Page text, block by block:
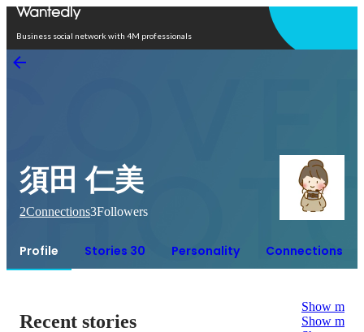
Business social network with 4M professionals
須田 仁美
2Connections3Followers
Profile Stories 30 Personality Connections
Recent stories
Show more
Show more